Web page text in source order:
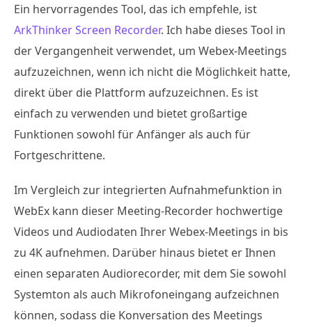
Ein hervorragendes Tool, das ich empfehle, ist
ArkThinker Screen Recorder. Ich habe dieses Tool in
der Vergangenheit verwendet, um Webex-Meetings
aufzuzeichnen, wenn ich nicht die Möglichkeit hatte,
direkt über die Plattform aufzuzeichnen. Es ist
einfach zu verwenden und bietet großartige
Funktionen sowohl für Anfänger als auch für
Fortgeschrittene.
Im Vergleich zur integrierten Aufnahmefunktion in
WebEx kann dieser Meeting-Recorder hochwertige
Videos und Audiodaten Ihrer Webex-Meetings in bis
zu 4K aufnehmen. Darüber hinaus bietet er Ihnen
einen separaten Audiorecorder, mit dem Sie sowohl
Systemton als auch Mikrofoneingang aufzeichnen
können, sodass die Konversation des Meetings